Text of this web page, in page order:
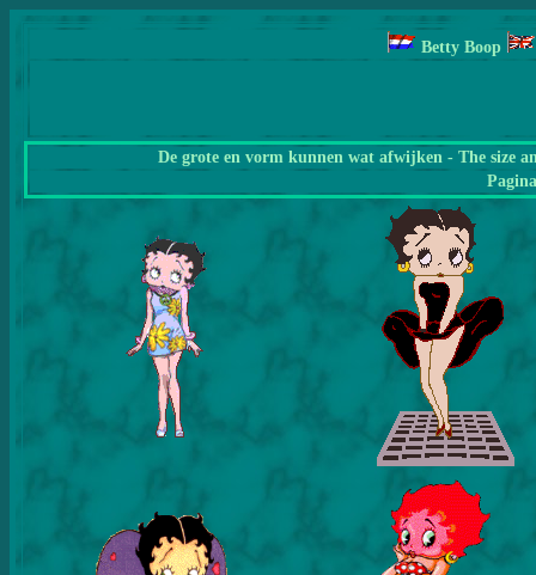
Betty Boop
De grote en vorm kunnen wat afwijken - The size